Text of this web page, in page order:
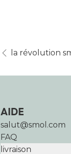
la révolution
AIDE
salut@smol.com
FAQ
livraison